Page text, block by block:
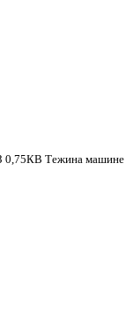
Тежина машине